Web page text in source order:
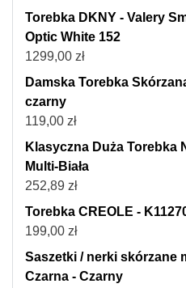
Torebka DKNY - Valery
Optic White 152
1299,00 zł
Damska Torebka
czarny
119,00 zł
Klasyczna Duża Torebka
Multi-Biała
252,89 zł
Torebka CREOLE -
199,00 zł
Saszetki / nerki skórzane
Czarna - Czarny